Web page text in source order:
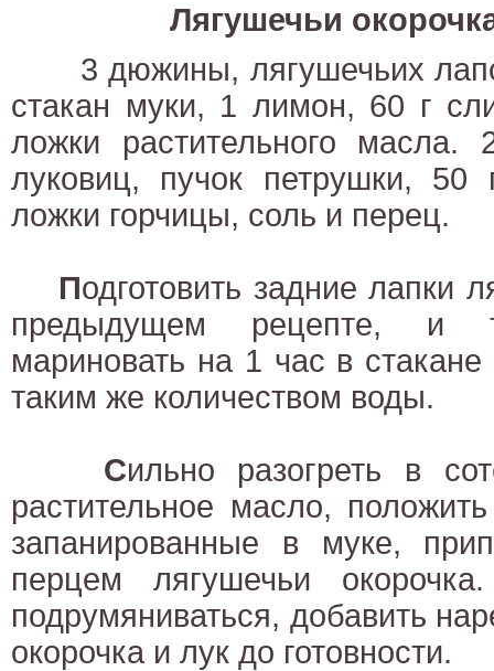
Лягушечьи
3 дюжины, лягушечьих
стакан муки, 1 лимон, 60 г
ложки растительного
луковиц, пучок петрушки, 50
ложки горчицы, соль и перец.
Подготовить задние лапки
предыдущем рецепте, и
мариновать на 1 час в стакане
таким же количеством воды.
Сильно разогреть в
растительное масло,
запанированные в муке,
перцем лягушечьи
подрумяниваться, добавить
окорочка и лук до готовности.